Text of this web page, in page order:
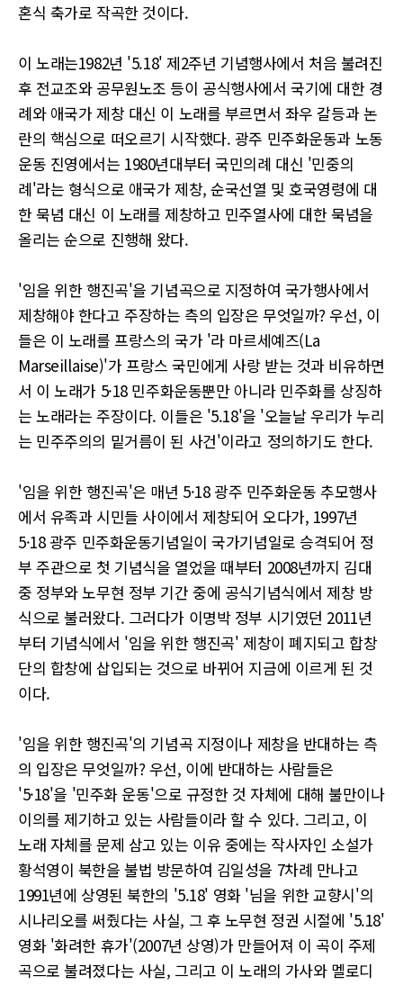
혼식 축가로 작곡한 것이다.
이 노래는1982년 '5.18' 제2주년 기념행사에서 처음 불려진
후 전교조와 공무원노조 등이 공식행사에서 국기에 대한 경
례와 애국가 제창 대신 이 노래를 부르면서 좌우 갈등과 논
란의 핵심으로 떠오르기 시작했다. 광주 민주화운동과 노동
운동 진영에서는 1980년대부터 국민의례 대신 '민중의
례'라는 형식으로 애국가 제창, 순국선열 및 호국영령에 대
한 묵념 대신 이 노래를 제창하고 민주열사에 대한 묵념을
올리는 순으로 진행해 왔다.
'임을 위한 행진곡'을 기념곡으로 지정하여 국가행사에서
제창해야 한다고 주장하는 측의 입장은 무엇일까? 우선, 이
들은 이 노래를 프랑스의 국가 '라 마르세예즈(La
Marseillaise)'가 프랑스 국민에게 사랑 받는 것과 비유하면
서 이 노래가 5·18 민주화운동뿐만 아니라 민주화를 상징하
는 노래라는 주장이다. 이들은 '5.18'을 '오늘날 우리가 누리
는 민주주의의 밑거름이 된 사건'이라고 정의하기도 한다.
'임을 위한 행진곡'은 매년 5·18 광주 민주화운동 추모행사
에서 유족과 시민들 사이에서 제창되어 오다가, 1997년
5·18 광주 민주화운동기념일이 국가기념일로 승격되어 정
부 주관으로 첫 기념식을 열었을 때부터 2008년까지 김대
중 정부와 노무현 정부 기간 중에 공식기념식에서 제창 방
식으로 불러왔다. 그러다가 이명박 정부 시기였던 2011년
부터 기념식에서 '임을 위한 행진곡' 제창이 폐지되고 합창
단의 합창에 삽입되는 것으로 바뀌어 지금에 이르게 된 것
이다.
'임을 위한 행진곡'의 기념곡 지정이나 제창을 반대하는 측
의 입장은 무엇일까? 우선, 이에 반대하는 사람들은
'5·18'을 '민주화 운동'으로 규정한 것 자체에 대해 불만이나
이의를 제기하고 있는 사람들이라 할 수 있다. 그리고, 이
노래 자체를 문제 삼고 있는 이유 중에는 작사자인 소설가
황석영이 북한을 불법 방문하여 김일성을 7차례 만나고
1991년에 상영된 북한의 '5.18' 영화 '님을 위한 교향시'의
시나리오를 써줬다는 사실, 그 후 노무현 정권 시절에 '5.18'
영화 '화려한 휴가'(2007년 상영)가 만들어져 이 곡이 주제
곡으로 불려졌다는 사실, 그리고 이 노래의 가사와 멜로디